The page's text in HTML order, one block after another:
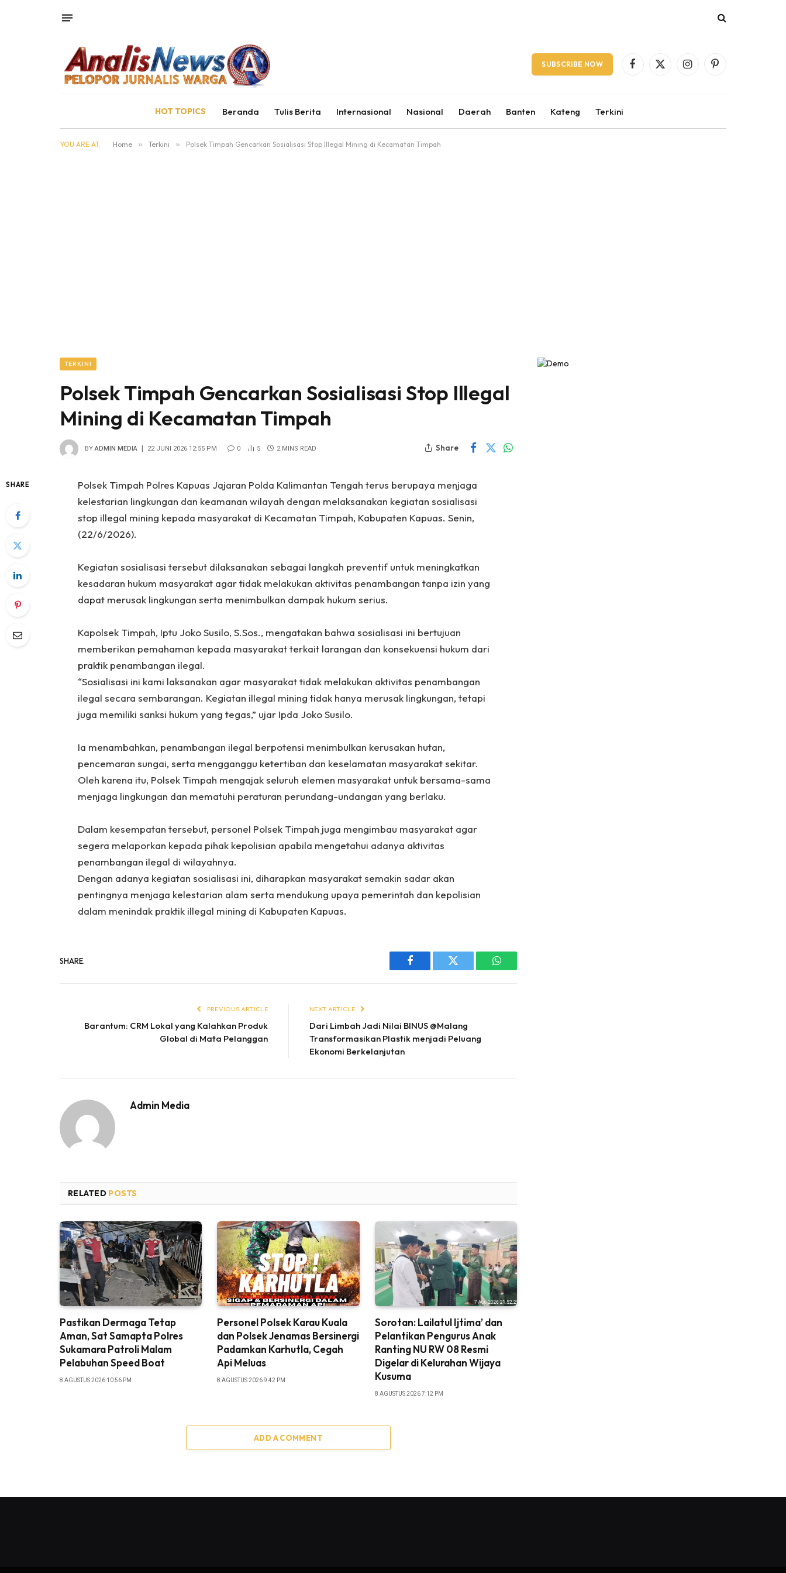
SUBSCRIBE NOW Facebook
X
InstagramPinterest
HOT TOPICS Beranda Tulis Berita Internasional Nasional Daerah Banten Kateng Terkini
YOU ARE AT: Home » Terkini » Polsek Timpah Gencarkan Sosialisasi Stop Illegal Mining di Kecamatan Timpah
TERKINI
Polsek Timpah Gencarkan Sosialisasi Stop Illegal
Mining di Kecamatan Timpah
BY ADMIN MEDIA 22 JUNI 2026 12:55 PM 0 5 2 MINS READ Share
SHARE
Polsek Timpah Polres Kapuas Jajaran Polda Kalimantan Tengah terus berupaya menjaga
kelestarian lingkungan dan keamanan wilayah dengan melaksanakan kegiatan sosialisasi
stop illegal mining kepada masyarakat di Kecamatan Timpah, Kabupaten Kapuas. Senin,
(22/6/2026).
‎Kegiatan sosialisasi tersebut dilaksanakan sebagai langkah preventif untuk meningkatkan
kesadaran hukum masyarakat agar tidak melakukan aktivitas penambangan tanpa izin yang
dapat merusak lingkungan serta menimbulkan dampak hukum serius.
‎Kapolsek Timpah, Iptu Joko Susilo, S.Sos., mengatakan bahwa sosialisasi ini bertujuan
memberikan pemahaman kepada masyarakat terkait larangan dan konsekuensi hukum dari
praktik penambangan ilegal.
‎“Sosialisasi ini kami laksanakan agar masyarakat tidak melakukan aktivitas penambangan
ilegal secara sembarangan. Kegiatan illegal mining tidak hanya merusak lingkungan, tetapi
juga memiliki sanksi hukum yang tegas,” ujar Ipda Joko Susilo.
‎Ia menambahkan, penambangan ilegal berpotensi menimbulkan kerusakan hutan,
pencemaran sungai, serta mengganggu ketertiban dan keselamatan masyarakat sekitar.
Oleh karena itu, Polsek Timpah mengajak seluruh elemen masyarakat untuk bersama-sama
menjaga lingkungan dan mematuhi peraturan perundang-undangan yang berlaku.
‎Dalam kesempatan tersebut, personel Polsek Timpah juga mengimbau masyarakat agar
segera melaporkan kepada pihak kepolisian apabila mengetahui adanya aktivitas
penambangan ilegal di wilayahnya.
‎Dengan adanya kegiatan sosialisasi ini, diharapkan masyarakat semakin sadar akan
pentingnya menjaga kelestarian alam serta mendukung upaya pemerintah dan kepolisian
dalam menindak praktik illegal mining di Kabupaten Kapuas.
SHARE.
Facebook Twitter WhatsApp
PREVIOUS ARTICLE
Barantum: CRM Lokal yang Kalahkan Produk
Global di Mata Pelanggan
NEXT ARTICLE
Dari Limbah Jadi Nilai BINUS @Malang
Transformasikan Plastik menjadi Peluang
Ekonomi Berkelanjutan
Admin Media
RELATED POSTS
Pastikan Dermaga Tetap
Aman, Sat Samapta Polres
Sukamara Patroli Malam
Pelabuhan Speed Boat
8 AGUSTUS 2026 10:56 PM
Personel Polsek Karau Kuala
dan Polsek Jenamas Bersinergi
Padamkan Karhutla, Cegah
Api Meluas
8 AGUSTUS 2026 9:42 PM
Sorotan: Lailatul Ijtima’ dan
Pelantikan Pengurus Anak
Ranting NU RW 08 Resmi
Digelar di Kelurahan Wijaya
Kusuma
8 AGUSTUS 2026 7:12 PM
ADD A COMMENT